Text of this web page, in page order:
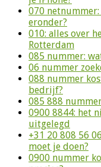
070
eronder?
010: alles over
Rotterdam
085 nummer:
06 nummer
088 nummer
bedrijf?
085 888
0900 8844: het
uitgelegd
+31 20 808 56
moet je doen?
0900 nummer